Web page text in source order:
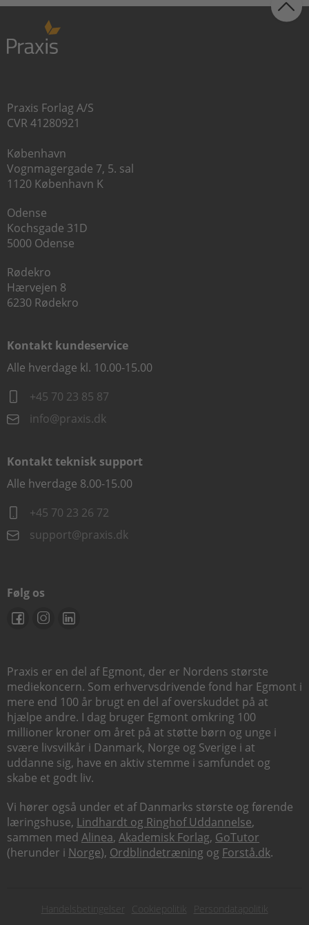
Praxis Forlag A/S
CVR 41280921
København
Vognmagergade 7, 5. sal
1120 København K
Odense
Kochsgade 31D
5000 Odense
Rødekro
Hærvejen 8
6230 Rødekro
Kontakt kundeservice
Alle hverdage kl. 10.00-15.00
+45 70 23 85 87
info@praxis.dk
Kontakt teknisk support
Alle hverdage 8.00-15.00
+45 70 23 26 72
support@praxis.dk
Følg os
Praxis er en del af Egmont, der er Nordens største
mediekoncern. Som erhvervsdrivende fond har Egmont i
mere end 100 år brugt en del af overskuddet på at
hjælpe andre. I dag bruger Egmont omkring 100
millioner kroner om året på at støtte børn og unge i
svære livsvilkår i Danmark, Norge og Sverige i at
uddanne sig, have en aktiv stemme i samfundet og
skabe et godt liv.
Vi hører også under et af Danmarks største og førende
læringshuse, Lindhardt og Ringhof Uddannelse,
sammen med Alinea, Akademisk Forlag, GoTutor
(herunder i Norge), Ordblindetræning og Forstå.dk.
Subfooter
Handelsbetingelser Cookiepolitik Persondatapolitik